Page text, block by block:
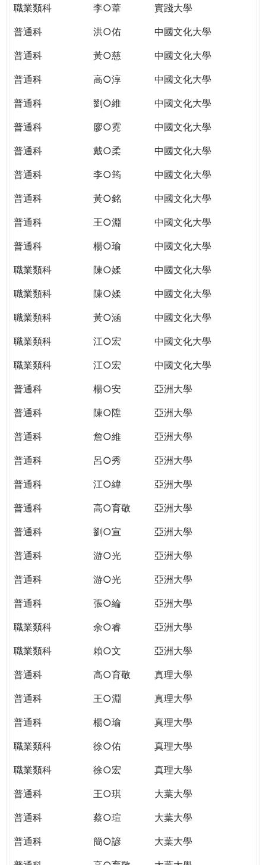
職業類科
李○葦
實踐大學
普通科
洪○佑
中國文化大學
普通科
黃○慈
中國文化大學
普通科
高○淳
中國文化大學
普通科
劉○維
中國文化大學
普通科
廖○霓
中國文化大學
普通科
戴○柔
中國文化大學
普通科
李○筠
中國文化大學
普通科
黃○銘
中國文化大學
普通科
王○淵
中國文化大學
普通科
楊○瑜
中國文化大學
職業類科
陳○媃
中國文化大學
職業類科
陳○媃
中國文化大學
職業類科
黃○涵
中國文化大學
職業類科
江○宏
中國文化大學
職業類科
江○宏
中國文化大學
普通科
楊○安
亞洲大學
普通科
陳○陞
亞洲大學
普通科
詹○維
亞洲大學
普通科
呂○秀
亞洲大學
普通科
江○緯
亞洲大學
普通科
高○育敬
亞洲大學
普通科
劉○宣
亞洲大學
普通科
游○光
亞洲大學
普通科
游○光
亞洲大學
普通科
張○綸
亞洲大學
職業類科
余○睿
亞洲大學
職業類科
賴○文
亞洲大學
普通科
高○育敬
真理大學
普通科
王○淵
真理大學
普通科
楊○瑜
真理大學
職業類科
徐○佑
真理大學
職業類科
徐○宏
真理大學
普通科
王○琪
大葉大學
普通科
蔡○瑄
大葉大學
普通科
簡○諺
大葉大學